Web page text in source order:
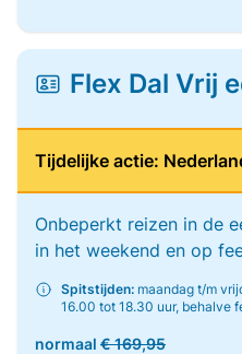
Flex Dal Vrij
Tijdelijke actie:
Onbeperkt reizen in de
in het weekend en op
Spitstijden: maandag t/m
16.00 tot 18.30 uur, behalve
normaal € 169,95